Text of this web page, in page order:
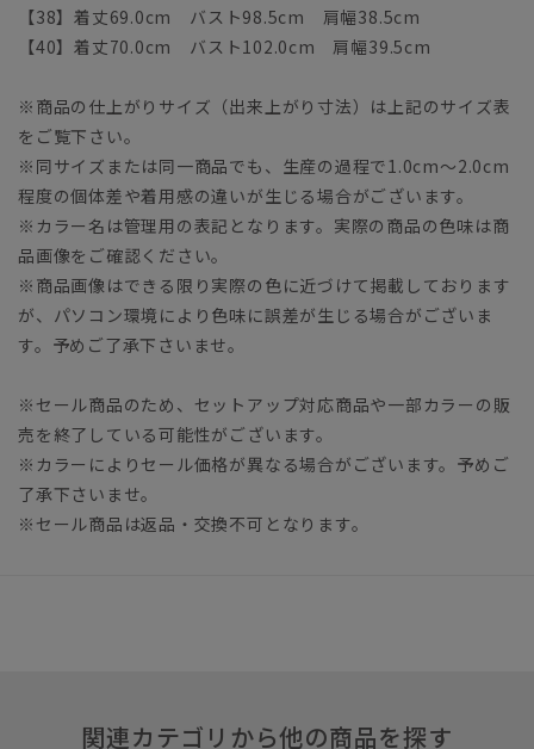
【38】着丈69.0cm バスト98.5cm 肩幅38.5cm
【40】着丈70.0cm バスト102.0cm 肩幅39.5cm
※商品の仕上がりサイズ（出来上がり寸法）は上記のサイズ表
をご覧下さい。
※同サイズまたは同一商品でも、生産の過程で1.0cm～2.0cm
程度の個体差や着用感の違いが生じる場合がございます。
※カラー名は管理用の表記となります。実際の商品の色味は商
品画像をご確認ください。
※商品画像はできる限り実際の色に近づけて掲載しております
が、パソコン環境により色味に誤差が生じる場合がございま
す。予めご了承下さいませ。
※セール商品のため、セットアップ対応商品や一部カラーの販
売を終了している可能性がございます。
※カラーによりセール価格が異なる場合がございます。予めご
了承下さいませ。
※セール商品は返品・交換不可となります。
関連カテゴリから他の商品を探す